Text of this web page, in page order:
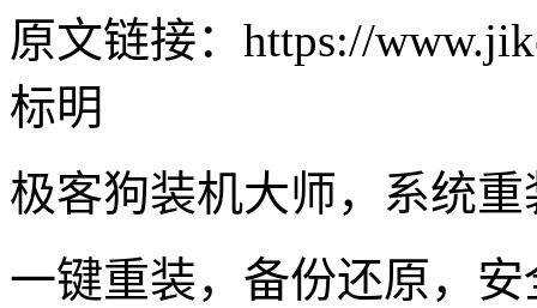
原文链接：https://
标明
极客狗装机大师，系统
一键重装，备份还原，